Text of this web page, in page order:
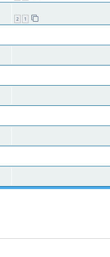
1
2